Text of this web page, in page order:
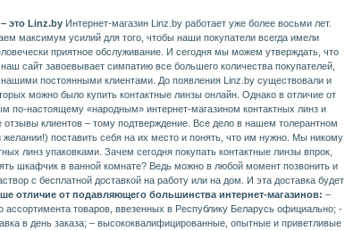
это Linz.by Интернет-магазин Linz.by работает уже более восьми лет.
максимум усилий для того, чтобы наши покупатели всегда имели
приятное обслуживание. И сегодня мы можем утверждать, что
сайт завоевывает симпатию все большего количества покупателей,
нашими постоянными клиентами. До появления Linz.by существовали и
можно было купить контактные линзы онлайн. Однако в отличие от
по-настоящему «народным» интернет-магазином контактных линз и
клиентов – тому подтверждение. Все дело в нашем толерантном
поставить себя на их место и понять, что им нужно. Мы никому
линз упаковками. Зачем сегодня покупать контактные линзы впрок,
шкафчик в ванной комнате? Ведь можно в любой момент позвонить и
с бесплатной доставкой на работу или на дом. И эта доставка будет
отличие от подавляющего большинства интернет-магазинов: –
ассортимента товаров, ввезенных в Республику Беларусь официально; -
в день заказа; – высококвалифицированные, опытные и приветливые